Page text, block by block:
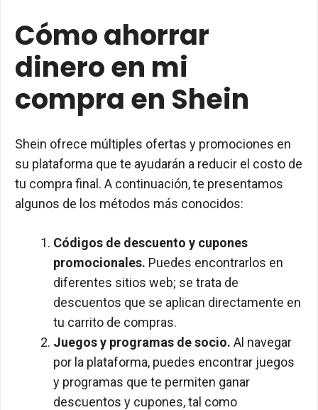
Cómo ahorrar
dinero en mi
compra en Shein
Shein ofrece múltiples ofertas y promociones en
su plataforma que te ayudarán a reducir el costo de
tu compra final. A continuación, te presentamos
algunos de los métodos más conocidos:
Códigos de descuento y cupones
promocionales. Puedes encontrarlos en
diferentes sitios web; se trata de
descuentos que se aplican directamente en
tu carrito de compras.
Juegos y programas de socio. Al navegar
por la plataforma, puedes encontrar juegos
y programas que te permiten ganar
descuentos y cupones, tal como